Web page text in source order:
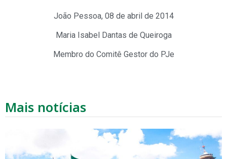
João Pessoa, 08 de abril de 2014
Maria Isabel Dantas de Queiroga
Membro do Comitê Gestor do PJe
Mais notícias